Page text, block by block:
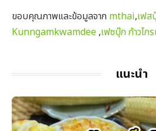
ขอบคุณภาพและข้อมูลจาก mthai,เฟ
Kunngamkwamdee ,เฟซบุ๊ก ก้าวไก
แนะนำ